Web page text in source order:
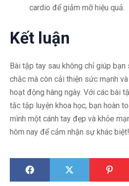
cardio để giảm mỡ hiệu quả.
Kết luận
Bài tập tay sau không chỉ giúp
chắc mà còn cải thiện sức mạnh
hoạt động hàng ngày. Với các bài
tắc tập luyện khoa học, bạn hoàn
mình một cánh tay đẹp và khỏe
hôm nay để cảm nhận sự khác biệt!